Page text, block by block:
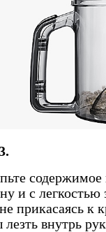
и с легкостью
прикасаясь к
лезть внутрь